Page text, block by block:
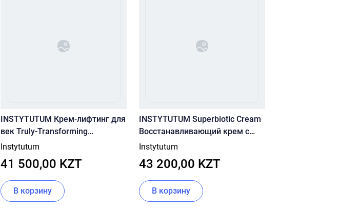
INSTYTUTUM Крем-лифтинг для
век Truly-Transforming
Brightening Eye Cream 15 ml
Instytutum
41 500,00 KZT
В корзину
INSTYTUTUM Superbiotic Cream
Восстанавливающий крем с
керамидами 50ml
Instytutum
43 200,00 KZT
В корзину